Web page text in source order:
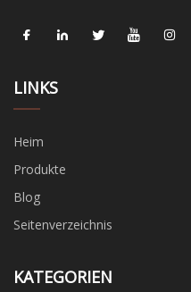
LINKS
Heim
Produkte
Blog
Seitenverzeichnis
KATEGORIEN